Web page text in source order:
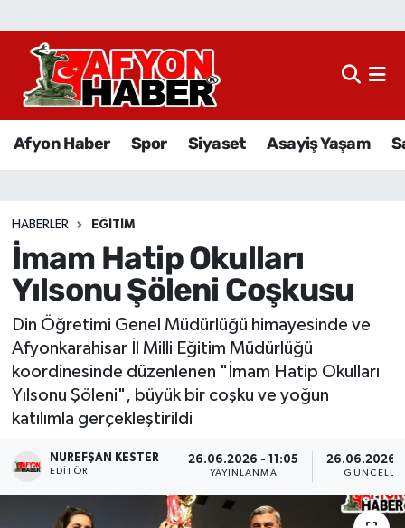
Afyon Haber Spor Siyaset Asayiş Yaşam
HABERLER EĞITIM
İmam Hatip Okulları
Yılsonu Şöleni Coşkusu
Din Öğretimi Genel Müdürlüğü himayesinde ve
Afyonkarahisar İl Milli Eğitim Müdürlüğü
koordinesinde düzenlenen "İmam Hatip Okulları
Yılsonu Şöleni", büyük bir coşku ve yoğun
katılımla gerçekleştirildi
NUREFŞAN KESTER
EDITÖR
26.06.2026 - 11:05
YAYINLANMA
26.06.2026 -
Afyon Haber
Sağlık
Eğitim
Sivil Toplum
Ekonomi